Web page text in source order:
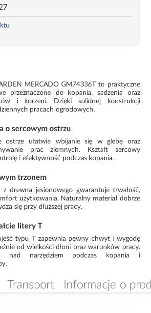
MERCADO GM74336T to praktyczne
przeznaczone do kopania, sadzenia oraz
i korzeni. Dzięki solidnej konstrukcji
pracach ogrodowych.
o sercowym ostrzu
ostrze ułatwia wbijanie się w glebę oraz
prac ziemnych. Kształt sercowy
i efektywność podczas kopania.
trzonem
z drewna jesionowego gwarantuje trwałość,
użytkowania. Naturalny materiał dobrze
się przy dłuższej pracy.
litery T
typu T zapewnia pewny chwyt i wygodę
od wielkości dłoni oraz warunków pracy.
nad narzędziem podczas kopania i
Transport Informacje o